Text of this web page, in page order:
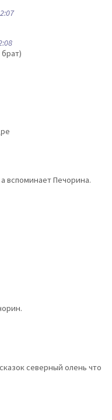
вспоминает Печорина.
северный олень что